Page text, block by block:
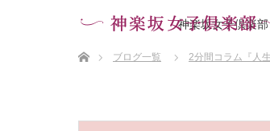
神楽坂女子倶楽部
ブログ一覧
2分間コラム『人